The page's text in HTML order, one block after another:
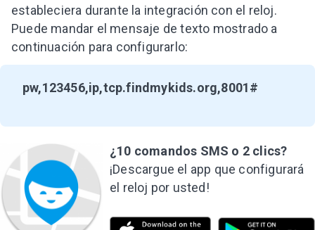
estableciera durante la integración con el reloj.
Puede mandar el mensaje de texto mostrado a
continuación para configurarlo:
pw,123456,ip,tcp.findmykids.org,8001#
¿10 comandos SMS o 2 clics?
¡Descargue el app que configurará
el reloj por usted!